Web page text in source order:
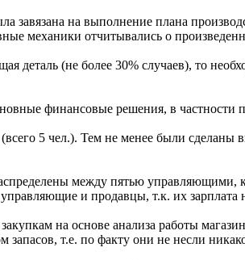
завязана на выполнение плана
механики отчитывались о
деталь (не более 30% случаев), то
финансовые решения, в
5 чел.). Тем не менее были
между пятью
и продавцы, т.к. их
на основе анализа работы
т.е. по факту они не несли